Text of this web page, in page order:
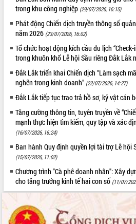
trong khu công nghiệp (29/07/2026, 16:15)
Phát động Chiến dịch truyền thông số
năm 2026 (23/07/2026, 16:02)
Tổ chức hoạt động kích cầu du lịch
trong khuôn khổ Lễ hội Sầu riêng Đắk Lắk
Đắk Lắk triển khai Chiến dịch “Làm sạch
nghẽn trong kinh doanh” (22/07/2026, 14:27)
Đắk Lắk tiếp tục trao trả hồ sơ, kỷ vật cán
Tăng cường thông tin, tuyên truyền về
mạnh thực hiện tìm kiếm, quy tập và xác
(16/07/2026, 16:24)
Ban hành Quy định quyền lợi tài trợ Lễ hội
(15/07/2026, 11:02)
Chương trình "Cà phê doanh nhân": Xây
cho tăng trưởng kinh tế hai con số (11/07/